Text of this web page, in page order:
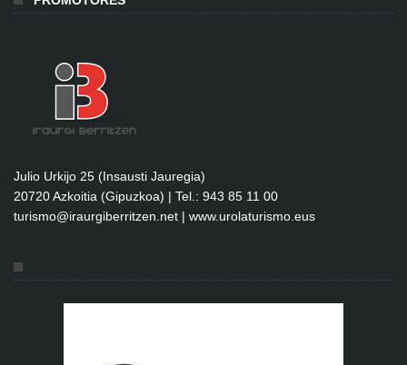
Julio Urkijo 25 (Insausti Jauregia)
20720 Azkoitia (Gipuzkoa) | Tel.: 943 85 11 00
turismo@iraurgiberritzen.net | www.urolaturismo.eus